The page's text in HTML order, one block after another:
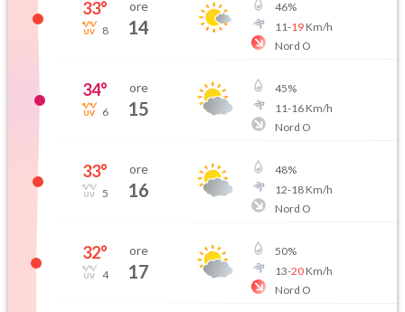
33°
8
ore
14
46%
11-19Km/h
Nord O
34°
6
ore
15
45%
11-16Km/h
Nord O
33°
5
ore
16
48%
12-18Km/h
Nord O
32°
4
ore
17
50%
13-20Km/h
Nord O